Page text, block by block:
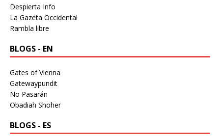
Despierta Info
La Gazeta Occidental
Rambla libre
BLOGS - EN
Gates of Vienna
Gatewaypundit
No Pasarán
Obadiah Shoher
BLOGS - ES